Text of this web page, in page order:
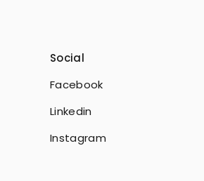
Social
Facebook
Linkedin
Instagram